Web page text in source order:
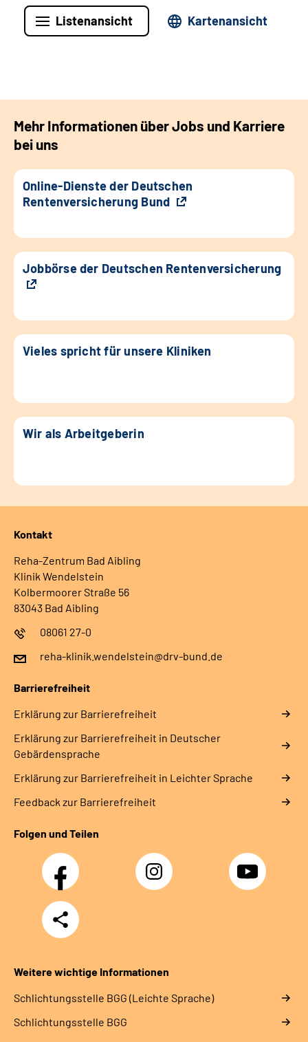
Listenansicht Kartenansicht
Mehr Informationen über Jobs und Karriere
bei uns
Online-Dienste der Deutschen
Rentenversicherung Bund
Jobbörse der Deutschen Rentenversicherung
Vieles spricht für unsere Kliniken
Wir als Arbeitgeberin
Kontakt
Reha-Zentrum Bad Aibling
Klinik Wendelstein
Kolbermoorer Straße 56
83043 Bad Aibling
08061 27-0
reha-klinik.wendelstein@drv-bund.de
Barrierefreiheit
Erklärung zur Barrierefreiheit
Erklärung zur Barrierefreiheit in Deutscher
Gebärdensprache
Erklärung zur Barrierefreiheit in Leichter Sprache
Feedback zur Barrierefreiheit
Folgen und Teilen
Facebook Instagram YouTube
Teilen
Weitere wichtige Informationen
Schlich­tungs­stel­le BGG (Leichte Sprache)
Schlich­tungs­stel­le BGG